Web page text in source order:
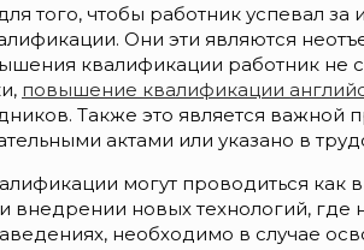
того, чтобы работник успевал
Они эти являются
квалификации работник не
повышение квалификации
Также это является
актами или указано в
могут проводиться как
внедрении новых технологий,
необходимо в случае